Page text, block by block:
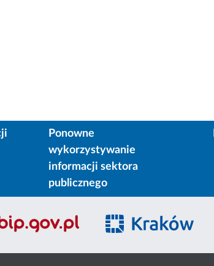
Ponowne
wykorzystywanie
informacji sektora
publicznego